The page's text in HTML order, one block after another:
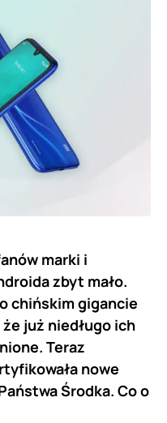
marki i
zbyt mało.
chińskim gigancie
już niedługo ich
Teraz
nowe
Środka. Co o